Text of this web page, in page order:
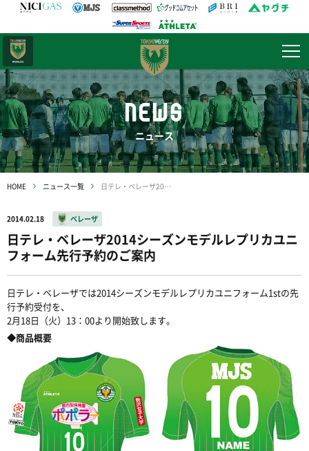
NEWS
ニュース
HOME ニュース一覧 日テレ・ベレーザ2014シーズンモデルレプリカユニフォーム先行予約のご案内
2014.02.18 ベレーザ
日テレ・ベレーザ2014シーズンモデルレプリカユニ
フォーム先行予約のご案内
日テレ・ベレーザでは2014シーズンモデルレプリカユニフォーム1stの先
行予約受付を、
2月18日（火）13：00より開始致します。
◆商品概要